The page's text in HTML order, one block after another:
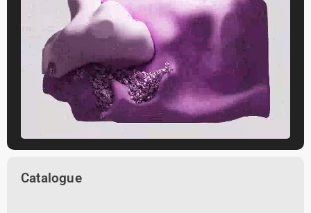
Catalogue